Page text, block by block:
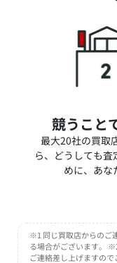
競うこと
最大20社の買取
ら、どうしても
めに、あな
※1 同じ買取店からのご
る場合がございます。
ご連絡差し上げますの